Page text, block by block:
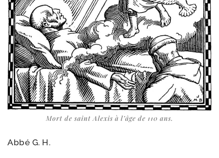
Mort de saint Alexis à l’âge de 110 ans.
Abbé G. H.